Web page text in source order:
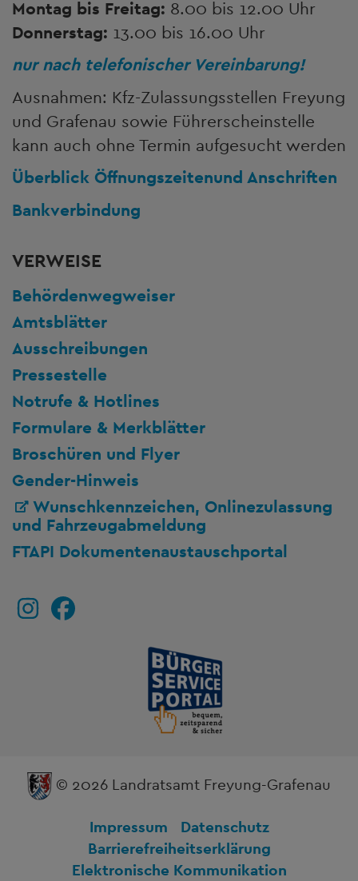
Montag bis Freitag: 8.00 bis 12.00 Uhr
Donnerstag: 13.00 bis 16.00 Uhr
nur nach telefonischer Vereinbarung!
Ausnahmen: Kfz-Zulassungsstellen Freyung
und Grafenau sowie Führerscheinstelle
kann auch ohne Termin aufgesucht werden
Überblick Öffnungszeitenund Anschriften
Bankverbindung
VERWEISE
Behördenwegweiser
Amtsblätter
Ausschreibungen
Pressestelle
Notrufe & Hotlines
Formulare & Merkblätter
Broschüren und Flyer
Gender-Hinweis
Wunschkennzeichen, Onlinezulassung
und Fahrzeugabmeldung
FTAPI Dokumentenaustauschportal
© 2026 Landratsamt Freyung-Grafenau
Impressum
Datenschutz
Barrierefreiheitserklärung
Elektronische Kommunikation